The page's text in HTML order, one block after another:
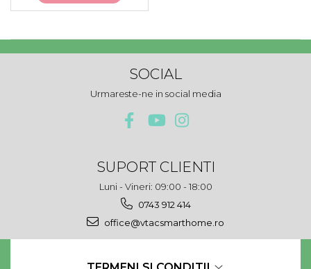
SOCIAL
Urmareste-ne in social media
SUPORT CLIENTI
Luni - Vineri: 09:00 - 18:00
0743 912 414
office@vtacsmarthome.ro